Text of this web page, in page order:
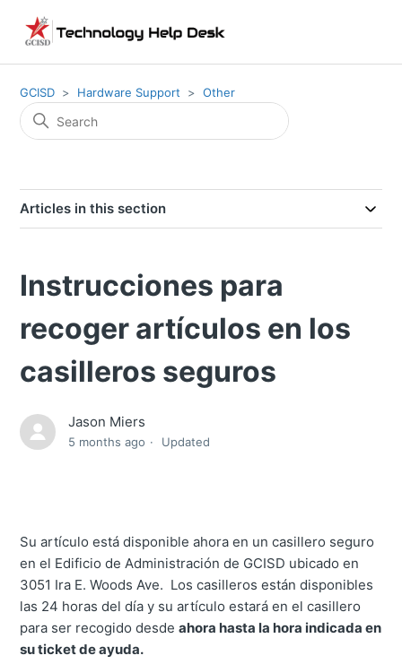
GCISD Hardware Support Other
Articles in this section
Instrucciones para
recoger artículos en los
casilleros seguros
Jason Miers
5 months ago Updated
Su artículo está disponible ahora en un casillero seguro
en el Edificio de Administración de GCISD ubicado en
3051 Ira E. Woods Ave. Los casilleros están disponibles
las 24 horas del día y su artículo estará en el casillero
para ser recogido desdeahora hasta la hora indicada en
su ticket de ayuda.